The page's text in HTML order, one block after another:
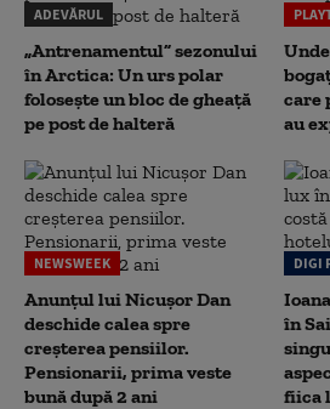
ADEVĂRUL
„Antrenamentul” sezonului
în Arctica: Un urs polar
folosește un bloc de gheață
pe post de halteră
care
au
NEWSWEEK
Anunțul lui Nicușor Dan
deschide calea spre
creșterea pensiilor.
Pensionarii, prima veste
bună după 2 ani
DIGI
în
fiica